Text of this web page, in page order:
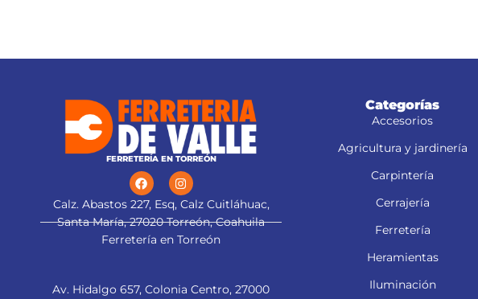
FERRETERÍA EN TORREÓN
Calz. Abastos 227, Esq, Calz Cuitláhuac,
Santa María, 27020 Torreón, Coahuila
Ferretería en Torreón
Av. Hidalgo 657, Colonia Centro, 27000
Categorías
Accesorios
Agricultura y jardinería
Carpintería
Cerrajería
Ferretería
Heramientas
Iluminación